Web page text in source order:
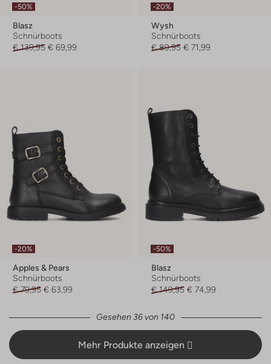
-50%
Blasz
Schnürboots
€ 139,95 € 69,99
-20%
Wysh
Schnürboots
€ 89,95 € 71,99
-20%
Apples & Pears
Schnürboots
€ 79,95 € 63,99
-50%
Blasz
Schnürboots
€ 149,95 € 74,99
Gesehen 36 von 140
Mehr Produkte anzeigen